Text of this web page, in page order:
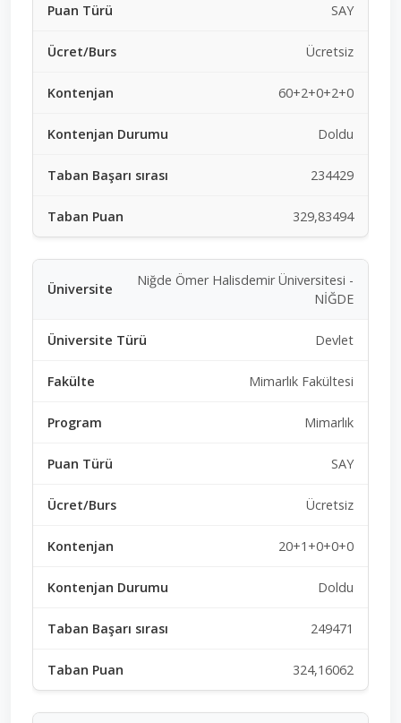
SAY
Ücretsiz
60+2+0+2+0
Doldu
234429
329,83494
Niğde Ömer Halisdemir Üniversitesi -
NİĞDE
Devlet
Mimarlık Fakültesi
Mimarlık
SAY
Ücretsiz
20+1+0+0+0
Doldu
249471
324,16062